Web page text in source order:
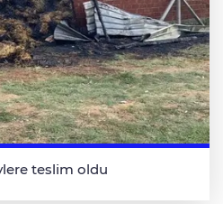
teslim oldu